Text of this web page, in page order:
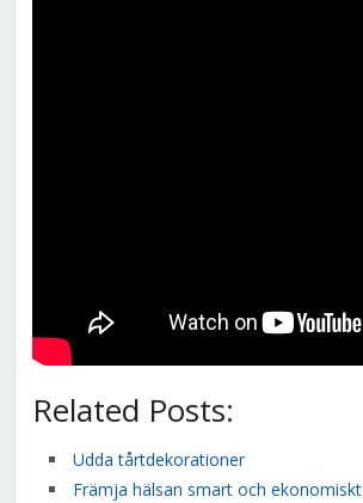
Related Posts:
Udda tårtdekorationer
Främja hälsan smart och ekonomiskt